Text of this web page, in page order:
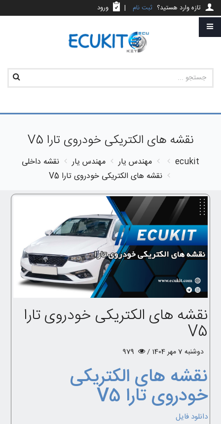
تازه وارد هستید؟ ثبت نام | ورود
نقشه های الکتریکی خودروی تارا V5
ecukit مهندس یار مهندس یار
نقشه داخلی
نقشه های الکتریکی خودروی تارا V5
نقشه های الکتریکی خودروی تارا
V5
دوشنبه 7 مهر 1404 /
نقشه های الکتریکی
خودروی تارا V5
دانلود فایل